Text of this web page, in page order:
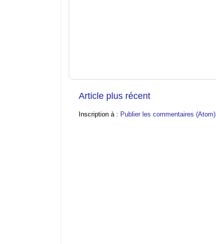
Article plus récent
Inscription à : Publier les commentaires (Atom)